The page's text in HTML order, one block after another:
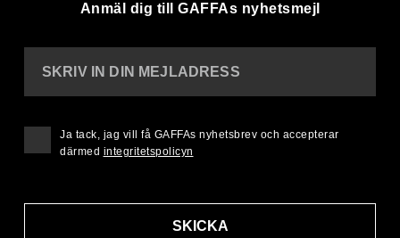
Anmäl dig till GAFFAs nyhetsmejl
SKRIV IN DIN MEJLADRESS
SKICKA
Ja tack, jag vill få GAFFAs nyhetsbrev och accepterar
därmed integritetspolicyn